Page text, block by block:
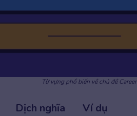
Từ vựng phổ biến về chủ đề Career
Dịch nghĩa Ví dụ